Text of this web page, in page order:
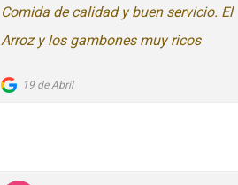
Comida de calidad y buen servicio. El
Arroz y los gambones muy ricos
19 de Abril